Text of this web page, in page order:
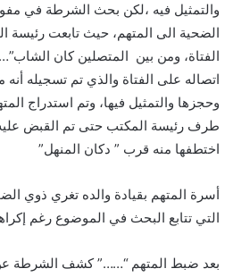
والتمثيل فيه ،لكن بحث الشرطة في
الضحية الى المتهم، حيث تابعت رئيسة
الفتاة، ومن بين المتصلين كان
اتصاله على الفتاة والذي تم تسجيله
وحجزها والتمثيل فيها، وتم استدراج
طرف رئيسة المكتب حتى تم القبض
اختطفها منه قرب ” دكان المنهل”
أسرة المتهم بقيادة والده تغري ذوي
التي تتابع البحث في الموضوع رغم
بعد ضبط المتهم “……” كشف الشرطة